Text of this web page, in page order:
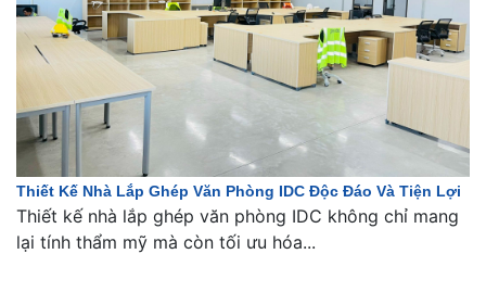
Thiết Kế Nhà Lắp Ghép Văn Phòng IDC Độc Đáo Và Tiện Lợi
Thiết kế nhà lắp ghép văn phòng IDC không chỉ mang
lại tính thẩm mỹ mà còn tối ưu hóa...